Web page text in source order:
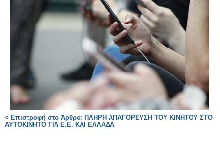
< Επιστροφή στο Άρθρο: ΠΛΗΡΗ ΑΠΑΓΟΡΕΥΣΗ ΤΟΥ ΚΙΝΗΤΟΥ ΣΤΟ
ΑΥΤΟΚΙΝΗΤΟ ΓΙΑ Ε.Ε. ΚΑΙ ΕΛΛΑΔΑ